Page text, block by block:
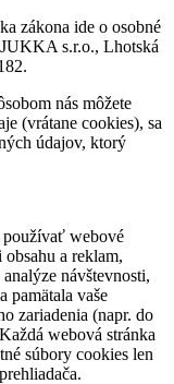
zákona ide o osobné
s.r.o., Lhotská
nás môžete
(vrátane cookies), sa
údajov, ktorý
používať webové
a reklam,
návštevnosti,
pamätala vaše
zariadenia (napr. do
webová stránka
súbory cookies len